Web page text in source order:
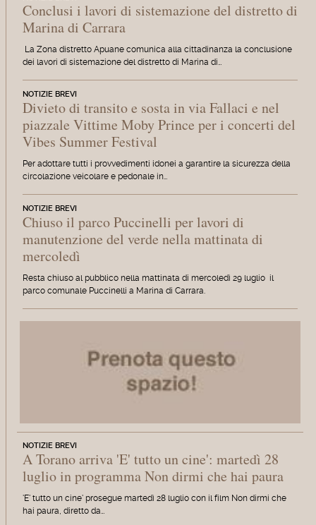
Conclusi i lavori di sistemazione del distretto di
Marina di Carrara
La Zona distretto Apuane comunica alla cittadinanza la conclusione
dei lavori di sistemazione del distretto di Marina di…
NOTIZIE BREVI
Divieto di transito e sosta in via Fallaci e nel
piazzale Vittime Moby Prince per i concerti del
Vibes Summer Festival
Per adottare tutti i provvedimenti idonei a garantire la sicurezza della
circolazione veicolare e pedonale in…
NOTIZIE BREVI
Chiuso il parco Puccinelli per lavori di
manutenzione del verde nella mattinata di
mercoledì
Resta chiuso al pubblico nella mattinata di mercoledì 29 luglio il
parco comunale Puccinelli a Marina di Carrara.
NOTIZIE BREVI
A Torano arriva 'E' tutto un cine': martedì 28
luglio in programma Non dirmi che hai paura
'E' tutto un cine' prosegue martedì 28 luglio con il film Non dirmi che
hai paura, diretto da…